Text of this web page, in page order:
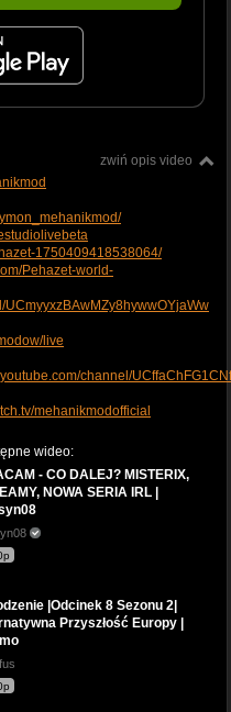
zwiń opis video
1750409418538064/
Pehazet-world-
live
channel/
mehanikmodofficial
wideo:
- CO DALEJ? MISTERIX,
NOWA SERIA IRL |
|Odcinek 8 Sezonu 2|
Przyszłość Europy |